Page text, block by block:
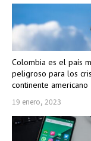
Colombia es el país
peligroso para los
continente americano
19 enero, 2023